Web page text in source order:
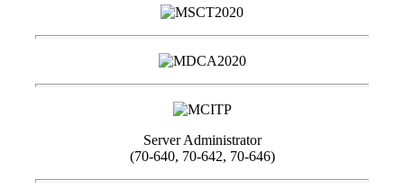
Server Administrator
(70-640, 70-642, 70-646)